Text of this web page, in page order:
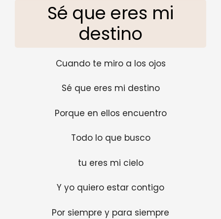
Sé que eres mi
destino
Cuando te miro a los ojos
Sé que eres mi destino
Porque en ellos encuentro
Todo lo que busco
tu eres mi cielo
Y yo quiero estar contigo
Por siempre y para siempre